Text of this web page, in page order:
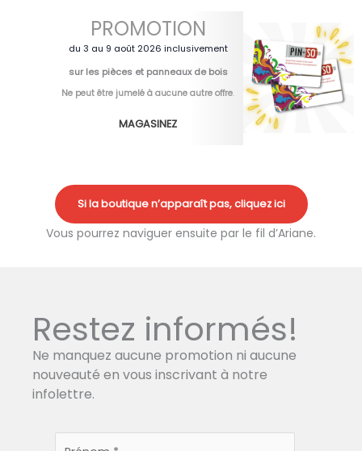
PROMOTION
du 3 au 9 août 2026 inclusivement
sur les pièces et panneaux de bois
Ne peut être jumelé à aucune autre offre.
MAGASINEZ
Si la boutique n’apparaît pas, cliquez ici
Vous pourrez naviguer ensuite par le fil d’Ariane.
Restez informés!
Ne manquez aucune promotion ni aucune
nouveauté en vous inscrivant à notre
infolettre.